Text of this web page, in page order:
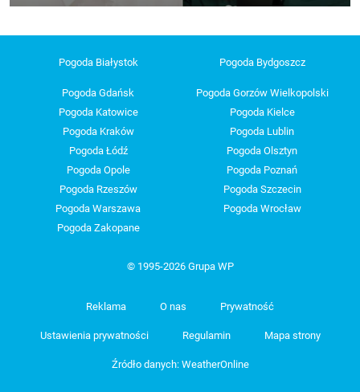
Pogoda Białystok Pogoda Bydgoszcz
Pogoda Gdańsk
Pogoda Gorzów Wielkopolski
Pogoda Katowice
Pogoda Kielce
Pogoda Kraków
Pogoda Lublin
Pogoda Łódź
Pogoda Olsztyn
Pogoda Opole
Pogoda Poznań
Pogoda Rzeszów
Pogoda Szczecin
Pogoda Warszawa
Pogoda Wrocław
Pogoda Zakopane
© 1995-2026 Grupa WP
Reklama O nas Prywatność
Ustawienia prywatności Regulamin Mapa strony
Źródło danych: WeatherOnline